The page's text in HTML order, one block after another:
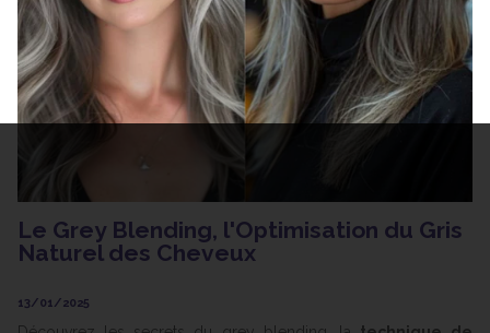
Le Grey Blending, l'Optimisation du Gris
Naturel des Cheveux
13/01/2025